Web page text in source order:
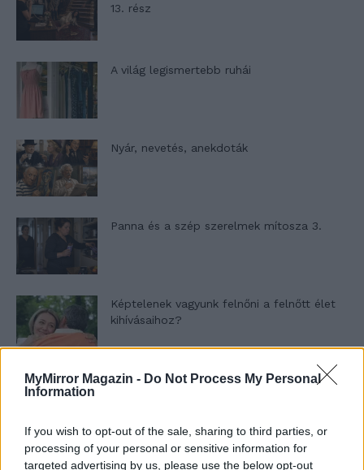
MyMirror Magazin - Do Not Process My Personal
Information
If you wish to opt-out of the sale, sharing to third parties, or
processing of your personal or sensitive information for
targeted advertising by us, please use the below opt-out
13. rész
A világ legismertebb ruhái
Nyár, nevetés, anekdoták
Panna és a szép szerelmek mítosza 3.
Képtelenek vagyunk felnőni a felnőtt élet
kihívásaihoz?
Altatógázos rablások Olaszországban
A kislány, akit nem védett meg senki –